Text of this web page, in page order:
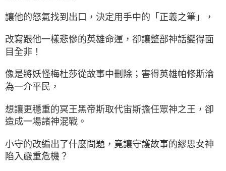
讓他的怒氣找到出口，決定用手中的「正義之筆」，
改寫跟他一樣悲慘的英雄命運，卻讓整部神話變得面
目全非！
像是將妖怪梅杜莎從故事中刪除；害得英雄帕修斯淪
為一介平民，
想讓更穩重的冥王黑帝斯取代宙斯擔任眾神之王，卻
造成一場諸神混戰。
小守的改編出了什麼問題，竟讓守護故事的繆思女神
陷入嚴重危機？